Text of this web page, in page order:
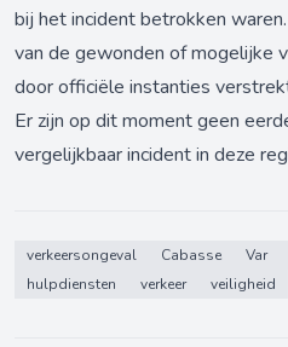
bij het incident betrokken
van de gewonden of mogelijke
door officiële instanties
Er zijn op dit moment geen
vergelijkbaar incident in deze
verkeersongeval Cabasse Var
hulpdiensten
verkeer veiligheid